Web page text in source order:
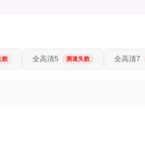
败 全高清5 测速失败 全高清7